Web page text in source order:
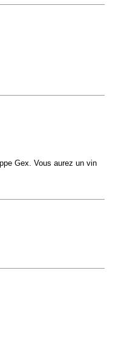
Gex. Vous aurez un vin